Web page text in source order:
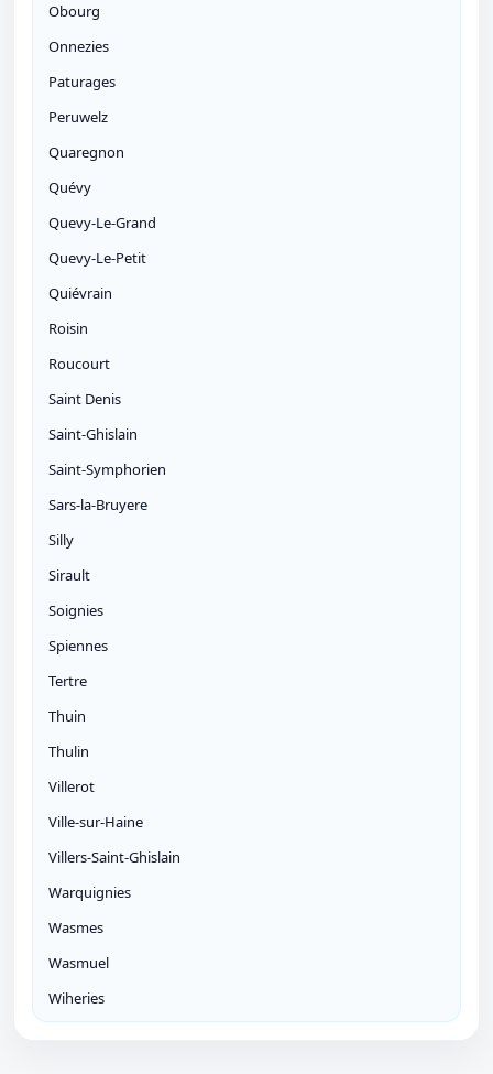
Obourg
Onnezies
Paturages
Peruwelz
Quaregnon
Quévy
Quevy-Le-Grand
Quevy-Le-Petit
Quiévrain
Roisin
Roucourt
Saint Denis
Saint-Ghislain
Saint-Symphorien
Sars-la-Bruyere
Silly
Sirault
Soignies
Spiennes
Tertre
Thuin
Thulin
Villerot
Ville-sur-Haine
Villers-Saint-Ghislain
Warquignies
Wasmes
Wasmuel
Wiheries